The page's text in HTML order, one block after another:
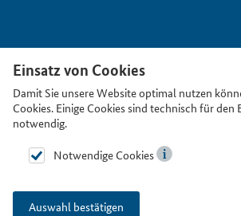
Einsatz von Cookies
Damit Sie unsere Website optimal nutzen
Cookies. Einige Cookies sind technisch für den
notwendig.
Notwendige Cookies
Auswahl bestätigen